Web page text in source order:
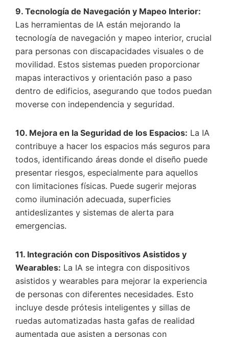
9. Tecnología de Navegación y Mapeo Interior:
Las herramientas de IA están mejorando la
tecnología de navegación y mapeo interior, crucial
para personas con discapacidades visuales o de
movilidad. Estos sistemas pueden proporcionar
mapas interactivos y orientación paso a paso
dentro de edificios, asegurando que todos puedan
moverse con independencia y seguridad.
10. Mejora en la Seguridad de los Espacios: La IA
contribuye a hacer los espacios más seguros para
todos, identificando áreas donde el diseño puede
presentar riesgos, especialmente para aquellos
con limitaciones físicas. Puede sugerir mejoras
como iluminación adecuada, superficies
antideslizantes y sistemas de alerta para
emergencias.
11. Integración con Dispositivos Asistidos y
Wearables: La IA se integra con dispositivos
asistidos y wearables para mejorar la experiencia
de personas con diferentes necesidades. Esto
incluye desde prótesis inteligentes y sillas de
ruedas automatizadas hasta gafas de realidad
aumentada que asisten a personas con